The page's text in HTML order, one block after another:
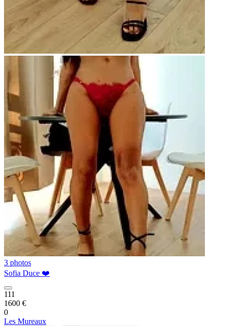
3 photos
Sofia Duce ❤️
111
1600 €
0
Les Mureaux